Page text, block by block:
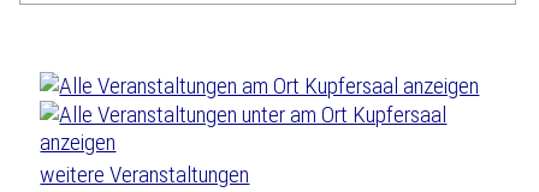
weitere Veranstaltungen